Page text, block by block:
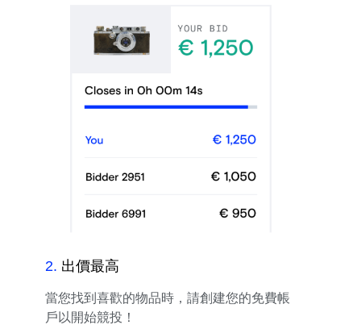
2. 出價最高
當您找到喜歡的物品時，請創建您的免費帳
戶以開始競投！